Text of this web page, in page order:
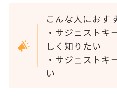
こんな人におす
・サジェストキ
しく知りたい
・サジェストキ
い